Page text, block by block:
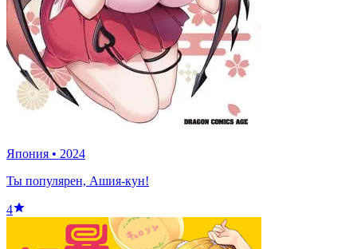
Япония • 2024
Ты популярен, Ашия-кун!
4